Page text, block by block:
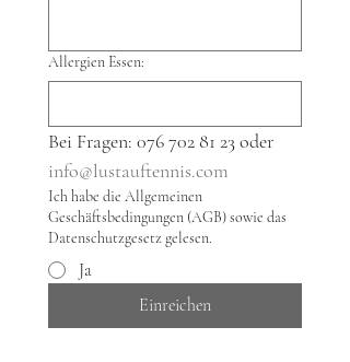
Allergien Essen:
info@lustauftennis.com
Ich habe die Allgemeinen
Geschäftsbedingungen (AGB) sowie das
Datenschutzgesetz gelesen.
Ja
Einreichen